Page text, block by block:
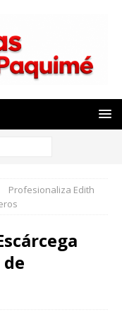
Profesionaliza Edith